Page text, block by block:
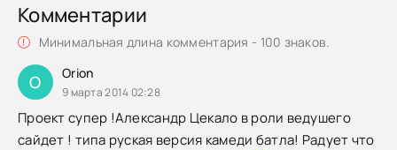
Комментарии
Минимальная длина комментария - 100 знаков.
O Orion
9 марта 2014 02:28
Проект супер !Александр Цекало в роли ведушего
сайдет ! типа руская версия камеди батла! Радует что